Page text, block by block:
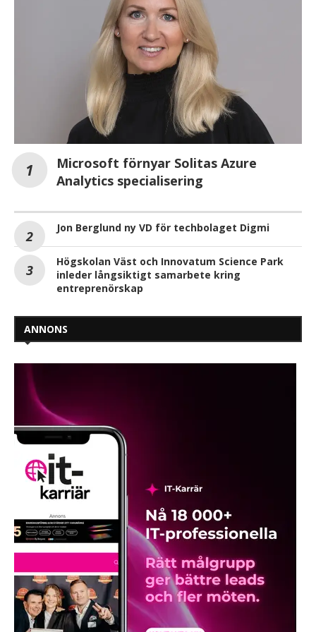
Microsoft förnyar Solitas Azure
Analytics specialisering
Jon Berglund ny VD för techbolaget Digmi
Högskolan Väst och Innovatum Science Park
inleder långsiktigt samarbete kring
entreprenörskap
ANNONS